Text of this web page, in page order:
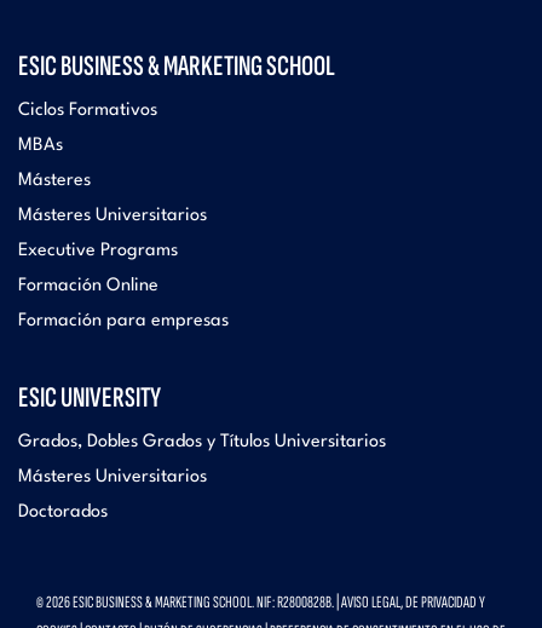
ESIC BUSINESS & MARKETING SCHOOL
Ciclos Formativos
MBAs
Másteres
Másteres Universitarios
Executive Programs
Formación Online
Formación para empresas
ESIC UNIVERSITY
Grados, Dobles Grados y Títulos Universitarios
Másteres Universitarios
Doctorados
© 2026 ESIC BUSINESS & MARKETING SCHOOL. NIF: R2800828B. | AVISO LEGAL, DE PRIVACIDAD Y